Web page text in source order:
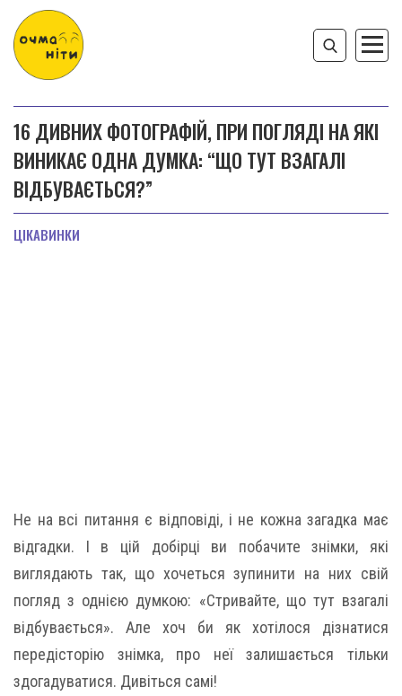
16 ДИВНИХ ФОТОГРАФІЙ, ПРИ ПОГЛЯДІ НА ЯКІ
ВИНИКАЄ ОДНА ДУМКА: “ЩО ТУТ ВЗАГАЛІ
ВІДБУВАЄТЬСЯ?”
ЦІКАВИНКИ
Не на всі питання є відповіді, і не кожна загадка має
відгадки. І в цій добірці ви побачите знімки, які
виглядають так, що хочеться зупинити на них свій
погляд з однією думкою: «Стривайте, що тут взагалі
відбувається». Але хоч би як хотілося дізнатися
передісторію знімка, про неї залишається тільки
здогадуватися. Дивіться самі!